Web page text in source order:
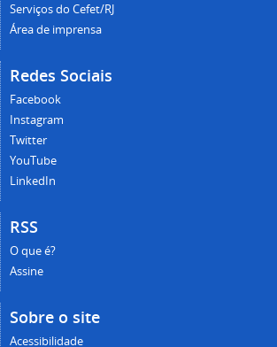
Serviços do Cefet/RJ
Área de imprensa
Redes Sociais
Facebook
Instagram
Twitter
YouTube
LinkedIn
RSS
O que é?
Assine
Sobre o site
Acessibilidade